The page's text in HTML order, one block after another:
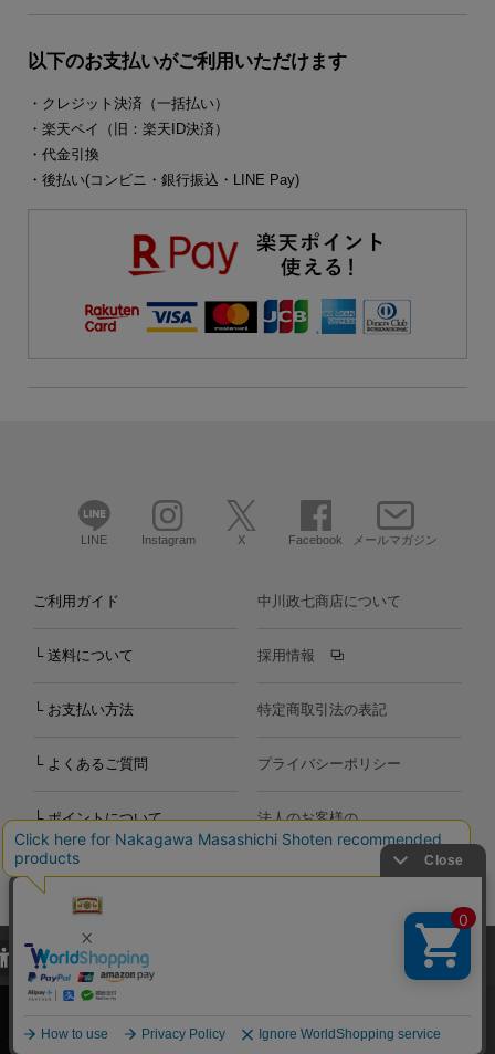
以下のお支払いがご利用いただけます
・クレジット決済（一括払い）
・楽天ペイ（旧：楽天ID決済）
・代金引換
・後払い(コンビニ・銀行振込・LINE Pay)
LINE Instagram X Facebook メールマガジン
ご利用ガイド
└ 送料について
└ お支払い方法
└ よくあるご質問
└ ポイントについて
お問い合わせ
中川政七商店について
採用情報
特定商取引法の表記
プライバシーポリシー
法人のお客様の
お問い合わせ
Copyright©2000-2026
Nakagawa Masashichi Shoten All Rights Reserved.
当サイトでは、当サイト内における閲覧履歴・属性情報などの取得およ
び利便性向上のためにクッキー（Cookie）を使用いたします。詳細に
関しては「プライバシーポリシー
承諾する